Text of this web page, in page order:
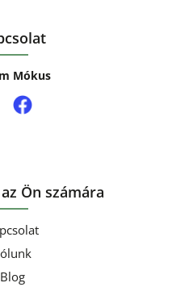
Mókus
Ön számára
Blog